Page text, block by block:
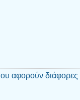
αφορούν διάφορες